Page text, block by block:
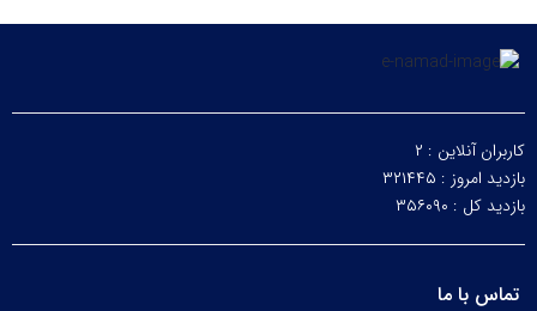
کاربران آنلاین : ۲
بازدید امروز : ۳۲۱۴۴۵
بازدید کل : ۳۵۶۰۹۰
تماس با ما